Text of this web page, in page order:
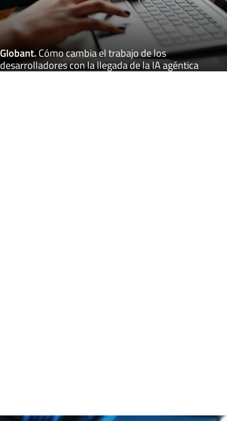
Globant.Cómo cambia el trabajo de los
desarrolladores con la llegada de la IA agéntica